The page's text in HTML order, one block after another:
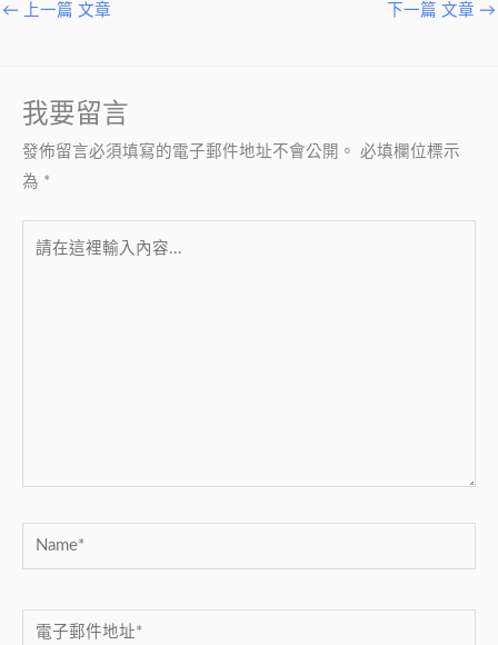
← 上一篇 文章 下一篇 文章 →
我要留言
發佈留言必須填寫的電子郵件地址不會公開。 必填欄位標示
為 *
Name*
電